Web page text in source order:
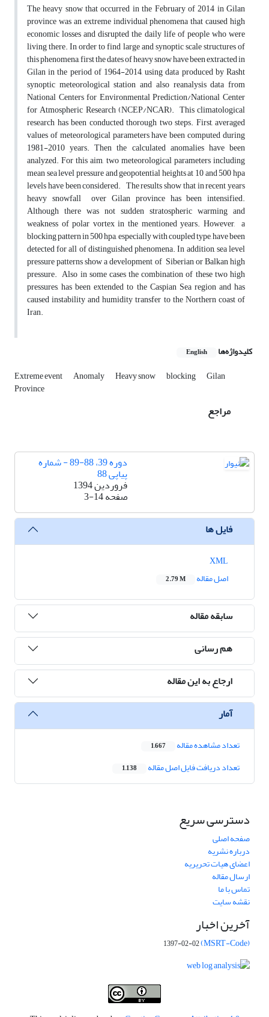
The heavy snow that occurred in the February of 2014 in Gilan
province was an extreme individual phenomena that caused high
economic losses and disrupted the daily life of people who were
living there. In order to find large and synoptic scale structures of
this phenomena, first the dates of heavy snow have been extracted in
Gilan in the period of 1964-2014, using data produced by Rasht
synoptic meteorological station and also reanalysis data from
National Centers for Environmental Prediction/National Center
for Atmospheric Research (NCEP/NCAR). This climatological
research has been conducted thorough two steps. First, averaged
values of meteorological parameters have been computed during
1981-2010 years. Then the calculated anomalies have been
analyzed. For this aim, two meteorological parameters including
mean sea level pressure and geopotential heights at 10 and 500 hpa
levels have been considered. The results show that in recent years
heavy snowfall over Gilan province has been intensified.
Although there was not sudden stratospheric warming and
weakness of polar vortex in the mentioned years. However, a
blocking pattern in 500 hpa, especially with coupled type, have been
detected for all of distinguished phenomena. In addition, sea level
pressure patterns show a development of Siberian or Balkan high
pressure. Also in some cases the combination of these two high
pressures, has been extended to the Caspian Sea region and has
caused instability and humidity transfer to the Northern coast of
Iran.
کلیدواژه‌ها English
Extreme event Anomaly Heavy snow blocking Gilan
Province
مراجع
دوره 39، 88-89 - شماره
پیاپی 88
فروردین 1394
صفحه3-14
فایل ها
اصل مقاله
2.79 M
سابقه مقاله
هم رسانی
ارجاع به این مقاله
آمار
تعداد مشاهده مقاله 1,667
تعداد دریافت فایل اصل مقاله 1,138
دسترسی سریع
صفحه اصلی
درباره نشریه
اعضای هیات تحریریه
ارسال مقاله
تماس با ما
نقشه سایت
آخرین اخبار
(MSRT-Code)
1397-02-02